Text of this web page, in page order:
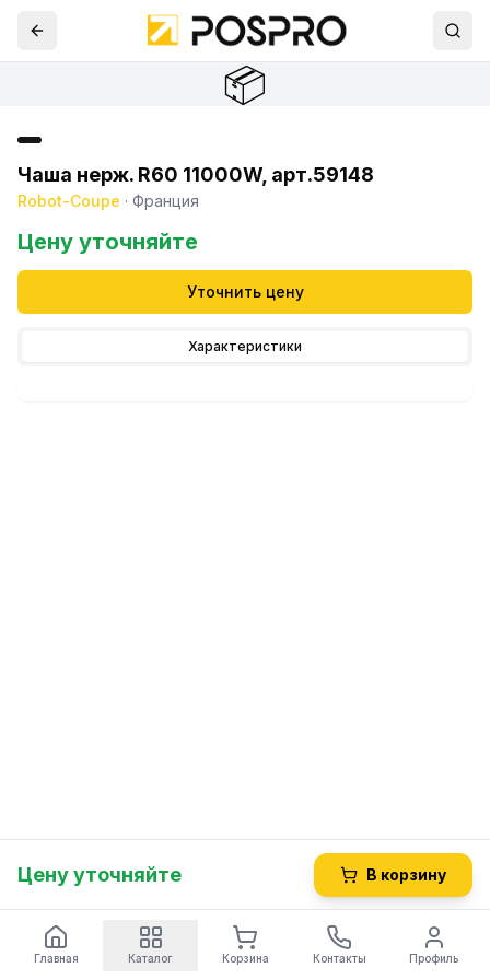
📦
Чаша нерж. R60 11000W, арт.59148
Robot-Coupe · Франция
Цену уточняйте
Уточнить цену
Характеристики
Цену уточняйте В корзину
Главная Каталог Корзина Контакты Профиль